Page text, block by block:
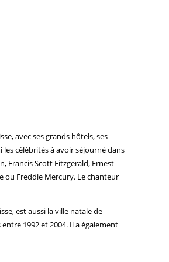
avec ses grands hôtels, ses
les célébrités à avoir séjourné dans
Francis Scott Fitzgerald, Ernest
ou Freddie Mercury. Le chanteur
est aussi la ville natale de
1992 et 2004. Il a également